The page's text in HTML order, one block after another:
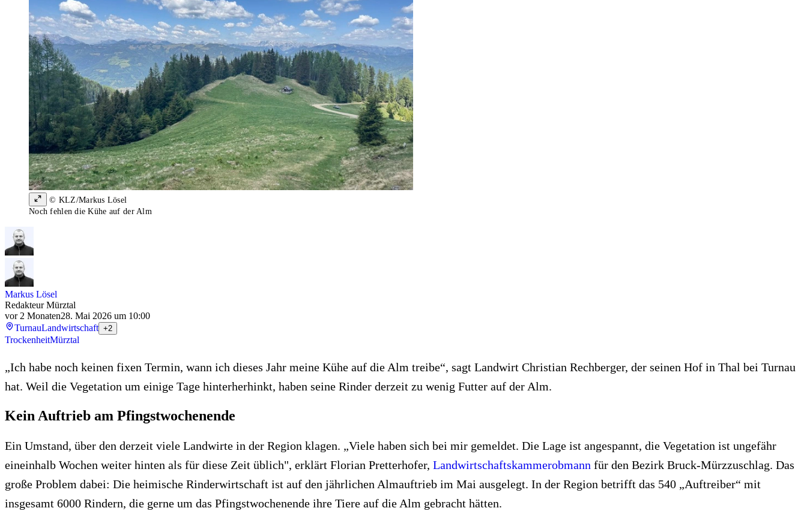
© KLZ/Markus Lösel
Noch fehlen die Kühe auf der Alm
Markus Lösel
Redakteur Mürztal
vor 2 Monaten28. Mai 2026 um 10:00
TurnauLandwirtschaft +2
TrockenheitMürztal
„Ich habe noch keinen fixen Termin, wann ich dieses Jahr meine Kühe auf die Alm treibe“, sagt Landwirt Christian Rechberger, der seinen Hof in Thal bei Turnau
hat. Weil die Vegetation um einige Tage hinterherhinkt, haben seine Rinder derzeit zu wenig Futter auf der Alm.
Kein Auftrieb am Pfingstwochenende
Ein Umstand, über den derzeit viele Landwirte in der Region klagen. „Viele haben sich bei mir gemeldet. Die Lage ist angespannt, die Vegetation ist ungefähr
eineinhalb Wochen weiter hinten als für diese Zeit üblich", erklärt Florian Pretterhofer, Landwirtschaftskammerobmann für den Bezirk Bruck-Mürzzuschlag. Das
große Problem dabei: Die heimische Rinderwirtschaft ist auf den jährlichen Almauftrieb im Mai ausgelegt. In der Region betrifft das 540 „Auftreiber“ mit
insgesamt 6000 Rindern, die gerne um das Pfingstwochenende ihre Tiere auf die Alm gebracht hätten.